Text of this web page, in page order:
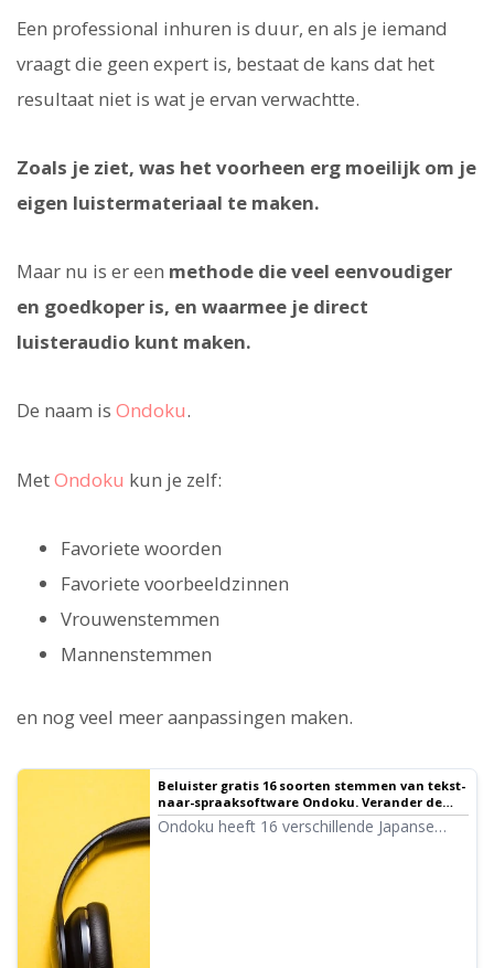
Een professional inhuren is duur, en als je iemand
vraagt die geen expert is, bestaat de kans dat het
resultaat niet is wat je ervan verwachtte.
Zoals je ziet, was het voorheen erg moeilijk om je
eigen luistermateriaal te maken.
Maar nu is er een methode die veel eenvoudiger
en goedkoper is, en waarmee je direct
luisteraudio kunt maken.
De naam is Ondoku.
MetOndoku kun je zelf:
Favoriete woorden
Favoriete voorbeeldzinnen
Vrouwenstemmen
Mannenstemmen
en nog veel meer aanpassingen maken.
Beluister gratis 16 soorten stemmen van tekst-
naar-spraaksoftware Ondoku. Verander de
indruk door de toonhoogte aan te passen.
Ondoku heeft 16 verschillende Japanse